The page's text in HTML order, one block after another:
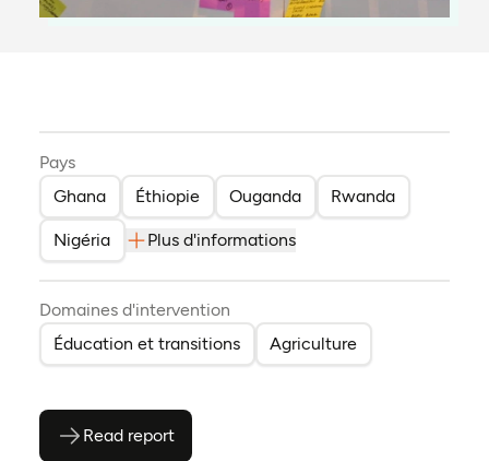
Pays
Ghana
Éthiopie Ouganda Rwanda
Nigéria Plus d'informations
Domaines d'intervention
Éducation et transitions
Agriculture
Read report(ouvre en PDF)
(ouvre dans un nouvel onglet)